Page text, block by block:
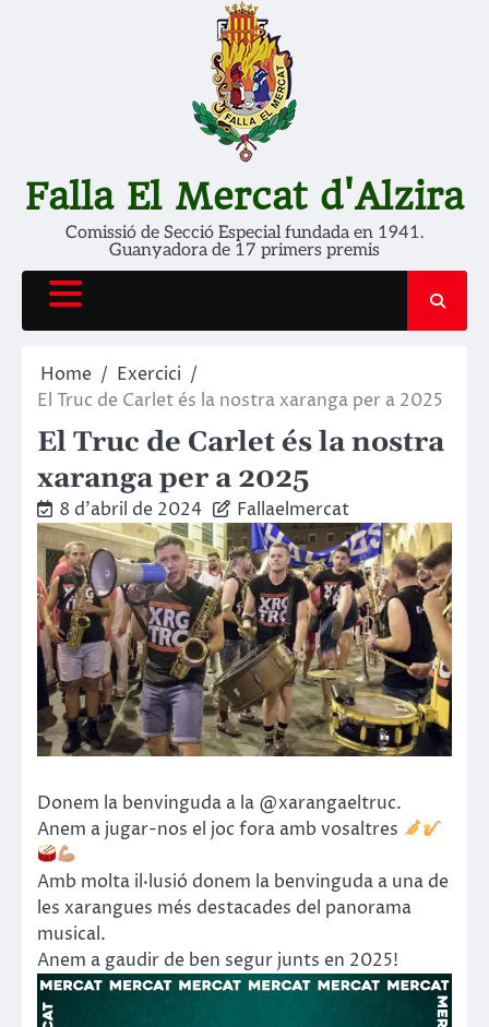
Falla El Mercat d'Alzira
Comissió de Secció Especial fundada en 1941.
Guanyadora de 17 primers premis
Home
Exercici
El Truc de Carlet és la nostra xaranga per a 2025
El Truc de Carlet és la nostra
xaranga per a 2025
8 d'abril de 2024 Fallaelmercat
Donem la benvinguda a la @xarangaeltruc.
Anem a jugar-nos el joc fora amb vosaltres
Amb molta il·lusió donem la benvinguda a una de
les xarangues més destacades del panorama
musical.
Anem a gaudir de ben segur junts en 2025!
Reproductor